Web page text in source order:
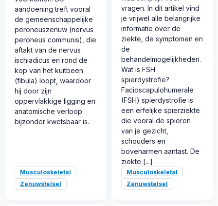
aandoening treft vooral
de gemeenschappelijke
peroneuszenuw (nervus
peroneus communis), die
aftakt van de nervus
ischiadicus en rond de
kop van het kuitbeen
(fibula) loopt, waardoor
hij door zijn
oppervlakkige ligging en
anatomische verloop
bijzonder kwetsbaar is.
Musculoskeletal
Zenuwstelsel
vragen. In dit artikel vind
je vrijwel alle belangrijke
informatie over de
ziekte, de symptomen en
de
behandelmogelijkheden.
Wat is FSH
spierdystrofie?
Facioscapulohumerale
(FSH) spierdystrofie is
een erfelijke spierziekte
die vooral de spieren
van je gezicht,
schouders en
bovenarmen aantast. De
ziekte [...]
Musculoskeletal
Zenuwstelsel